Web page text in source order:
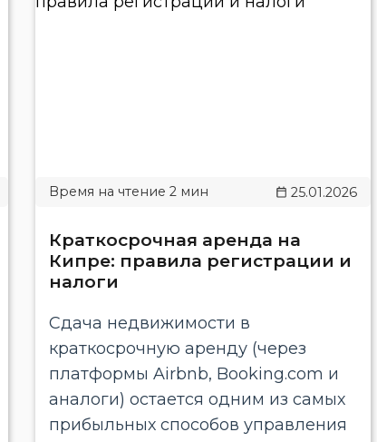
25.01.2026
Краткосрочная аренда на
Кипре: правила регистрации и
налоги
Сдача недвижимости в
краткосрочную аренду (через
платформы Airbnb, Booking.com и
аналоги) остается одним из самых
прибыльных способов управления